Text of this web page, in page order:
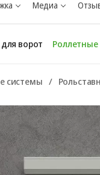
Медиа
ворот
системы